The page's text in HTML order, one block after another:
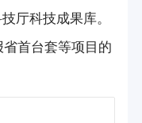
器人西湖论坛
织
厅科技成果库。
首台套等项目的